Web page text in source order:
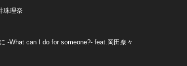
珠理奈
-What can I do for someone?- feat.岡田奈々